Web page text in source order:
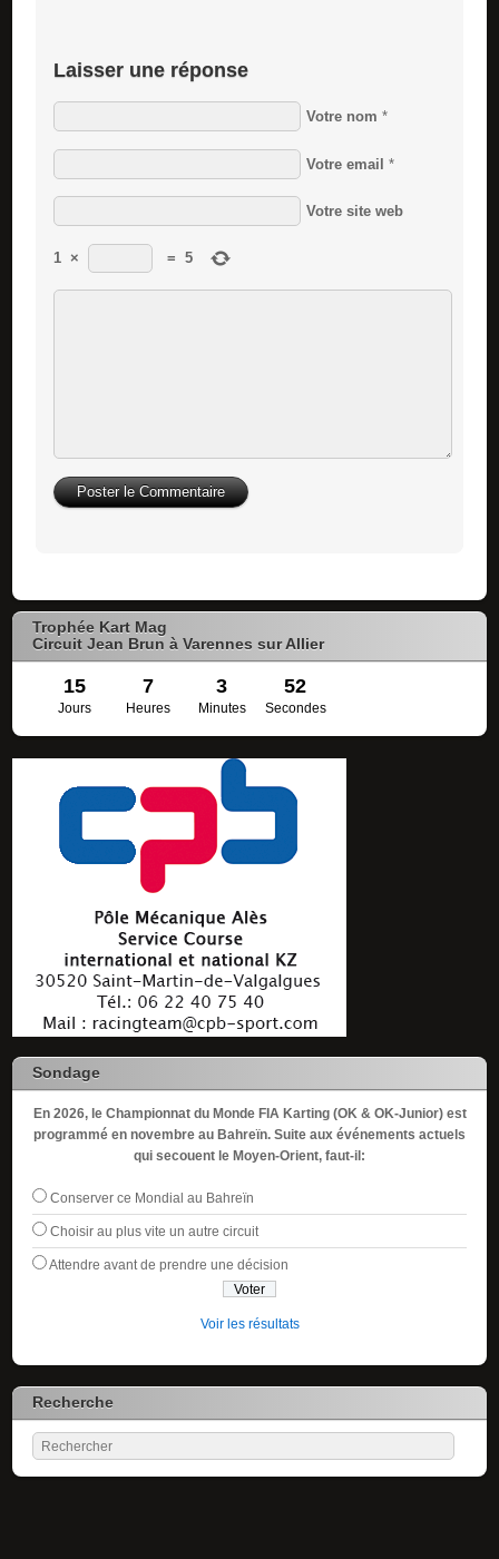
Laisser une réponse
Votre nom *
Votre email *
Votre site web
1 × = 5
Trophée Kart Mag
Circuit Jean Brun à Varennes sur Allier
15 7 3 51
Jours Heures Minutes Secondes
Sondage
En 2026, le Championnat du Monde FIA Karting (OK & OK-Junior) est
programmé en novembre au Bahreïn. Suite aux événements actuels
qui secouent le Moyen-Orient, faut-il:
Conserver ce Mondial au Bahreïn
Choisir au plus vite un autre circuit
Attendre avant de prendre une décision
Voir les résultats
Recherche